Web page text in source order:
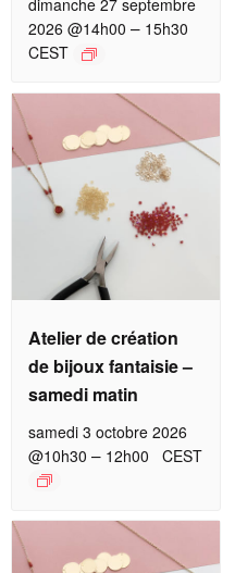
2026 @14h00 – 15h30
CEST
Atelier de création
de bijoux fantaisie –
samedi matin
samedi 3 octobre 2026
@10h30 – 12h00 CEST